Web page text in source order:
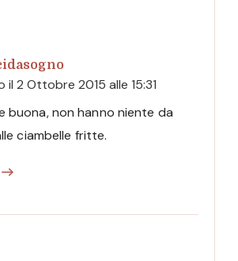
il 2 Ottobre 2015 alle 15:31
buona, non hanno niente da
ciambelle fritte.